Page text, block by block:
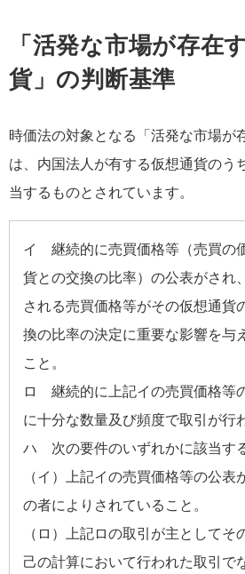
「活発な市場が存在
貨」の判断基準
時価法の対象となる「活発な市場が
は、内国法人が有する仮想通貨のう
当するものとされています。
イ 継続的に売買価格等（売買の
貨との交換の比率）の公表がされ
される売買価格等がその仮想通貨
換の比率の決定に重要な影響を与
こと。
ロ 継続的に上記イの売買価格等
に十分な数量及び頻度で取引が行
ハ 次の要件のいずれかに該当する
（イ）上記イの売買価格等の公
の者によりされていること。
（ロ）上記ロの取引が主としてそ
己の計算において行われた取引で